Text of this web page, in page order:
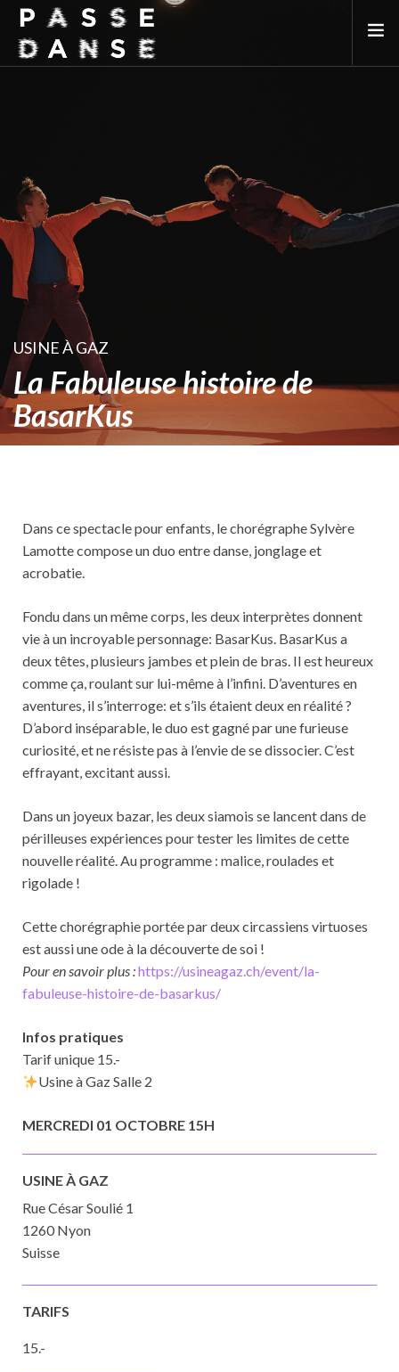
LES LIEUX PARTENAIRES
ADHÉREZ
USINE À GAZ
La Fabuleuse histoire de
BasarKus
Dans ce spectacle pour enfants, le chorégraphe Sylvère
Lamotte compose un duo entre danse, jonglage et
acrobatie.
Fondu dans un même corps, les deux interprètes donnent
vie à un incroyable personnage: BasarKus. BasarKus a
deux têtes, plusieurs jambes et plein de bras. Il est heureux
comme ça, roulant sur lui-même à l’infini. D’aventures en
aventures, il s’interroge: et s’ils étaient deux en réalité ?
D’abord inséparable, le duo est gagné par une furieuse
curiosité, et ne résiste pas à l’envie de se dissocier. C’est
effrayant, excitant aussi.
Dans un joyeux bazar, les deux siamois se lancent dans de
périlleuses expériences pour tester les limites de cette
nouvelle réalité. Au programme : malice, roulades et
rigolade !
Cette chorégraphie portée par deux circassiens virtuoses
est aussi une ode à la découverte de soi !
Pour en savoir plus :https://usineagaz.ch/event/la-
fabuleuse-histoire-de-basarkus/
Infos pratiques
Tarif unique 15.-
Usine à Gaz Salle 2
MERCREDI 01 OCTOBRE 15H
USINE À GAZ
Rue César Soulié 1
1260 Nyon
Suisse
TARIFS
15.-